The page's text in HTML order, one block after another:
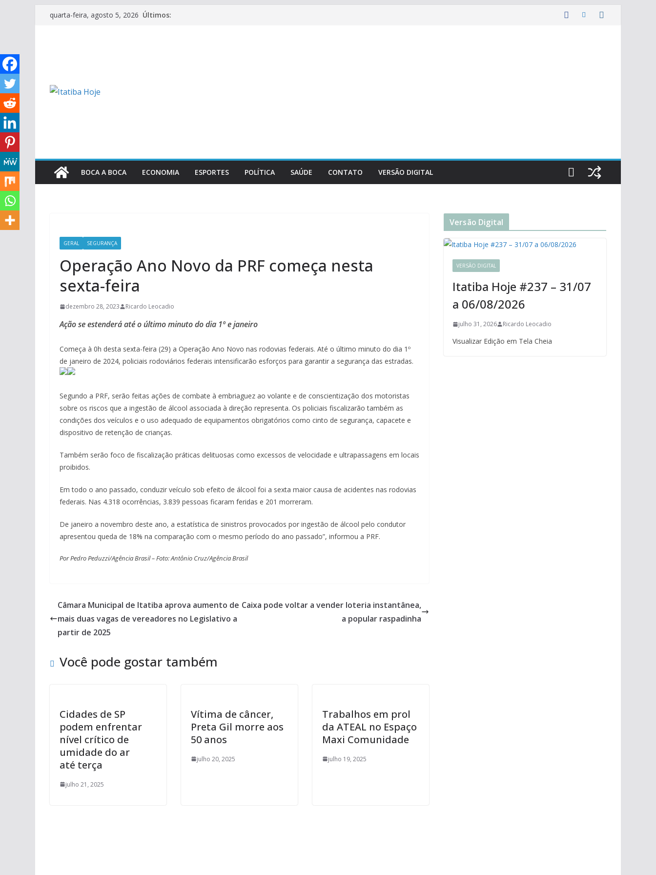
Pularquarta-feira, agosto 5, 2026 Últimos:
BOCA A BOCA ECONOMIA ESPORTES POLÍTICA SAÚDE CONTATO VERSÃO DIGITAL
GERAL SEGURANÇA
Operação Ano Novo da PRF começa nesta
sexta-feira
dezembro 28, 2023 Ricardo Leocadio
Ação se estenderá até o último minuto do dia 1º e janeiro
Começa à 0h desta sexta-feira (29) a Operação Ano Novo nas rodovias federais. Até o último minuto do dia 1º
de janeiro de 2024, policiais rodoviários federais intensificarão esforços para garantir a segurança das estradas.
Segundo a PRF, serão feitas ações de combate à embriaguez ao volante e de conscientização dos motoristas
sobre os riscos que a ingestão de álcool associada à direção representa. Os policiais fiscalizarão também as
condições dos veículos e o uso adequado de equipamentos obrigatórios como cinto de segurança, capacete e
dispositivo de retenção de crianças.
Também serão foco de fiscalização práticas delituosas como excessos de velocidade e ultrapassagens em locais
proibidos.
Em todo o ano passado, conduzir veículo sob efeito de álcool foi a sexta maior causa de acidentes nas rodovias
federais. Nas 4.318 ocorrências, 3.839 pessoas ficaram feridas e 201 morreram.
De janeiro a novembro deste ano, a estatística de sinistros provocados por ingestão de álcool pelo condutor
apresentou queda de 18% na comparação com o mesmo período do ano passado”, informou a PRF.
Por Pedro Peduzzi/Agência Brasil – Foto: Antônio Cruz/Agência Brasil
Câmara Municipal de Itatiba aprova aumento de
mais duas vagas de vereadores no Legislativo a
partir de 2025
Caixa pode voltar a vender loteria instantânea,
a popular raspadinha
Você pode gostar também
Cidades de SP
podem enfrentar
nível crítico de
umidade do ar
até terça
julho 21, 2025
Vítima de câncer,
Preta Gil morre aos
50 anos
julho 20, 2025
Trabalhos em prol
da ATEAL no Espaço
Maxi Comunidade
julho 19, 2025
Versão Digital
VERSÃO DIGITAL
Itatiba Hoje #237 – 31/07
a 06/08/2026
julho 31, 2026 Ricardo Leocadio
Visualizar Edição em Tela Cheia